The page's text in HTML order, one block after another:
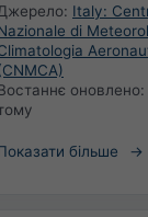
Italy:
di
оновлено:
більше